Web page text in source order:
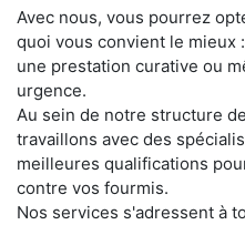
Avec nous, vous pourrez
quoi vous convient le mieux
une prestation curative ou
urgence.
Au sein de notre structure
travaillons avec des
meilleures qualifications
contre vos fourmis.
Nos services s'adressent à